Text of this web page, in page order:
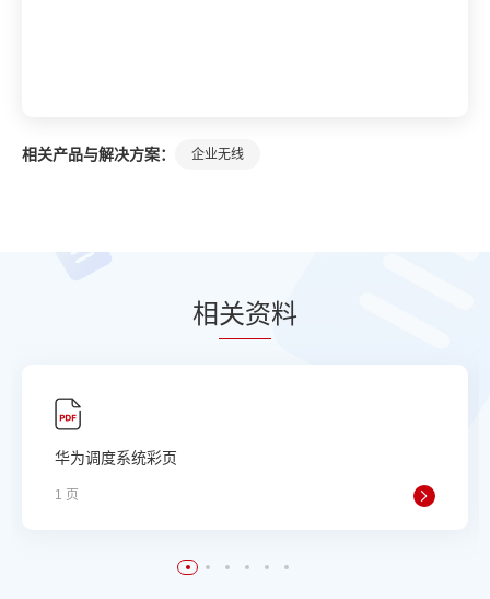
相关产品与解决方案： 企业无线
相关资料
华为调度系统彩页
1 页